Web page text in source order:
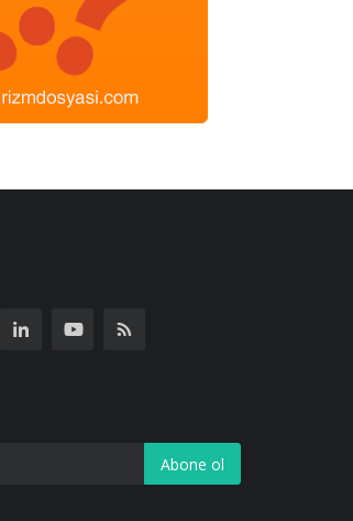
Abone ol